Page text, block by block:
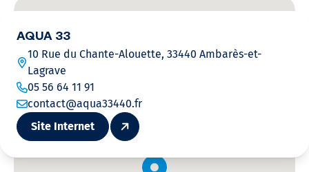
AQUA 33
10 Rue du Chante-Alouette, 33440 Ambarès-et-
Lagrave
05 56 64 11 91
contact@aqua33440.fr
Site Internet